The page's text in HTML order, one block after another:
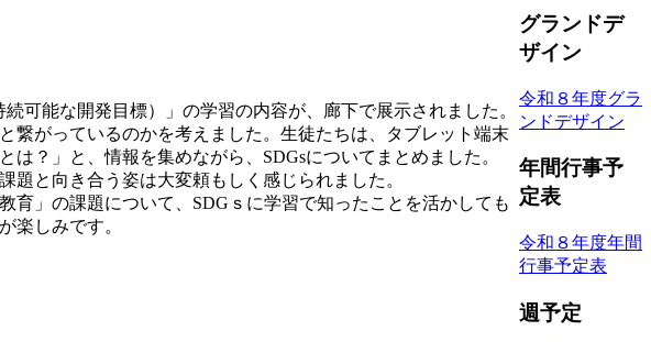
可能な開発目標）」の学習の内容が、廊下で展示されました。
がっているのかを考えました。生徒たちは、タブレット端末
？」と、情報を集めながら、SDGsについてまとめました。
と向き合う姿は大変頼もしく感じられました。
」の課題について、SDGｓに学習で知ったことを活かしても
楽しみです。
グランドデ
ザイン
令和８年度グラ
ンドデザイン
年間行事予
定表
令和８年度年間
行事予定表
週予定